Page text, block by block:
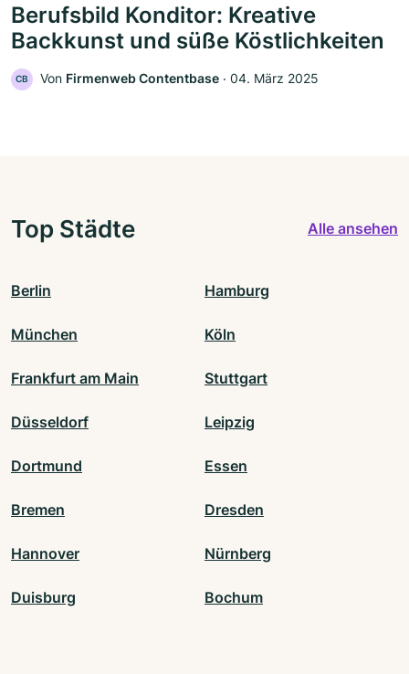
Berufsbild Konditor: Kreative
Backkunst und süße Köstlichkeiten
CB Von Firmenweb Contentbase ‧ 04. März 2025
Top Städte Alle ansehen
Berlin Hamburg
München Köln
Frankfurt am Main Stuttgart
Düsseldorf Leipzig
Dortmund Essen
Bremen Dresden
Hannover Nürnberg
Duisburg Bochum